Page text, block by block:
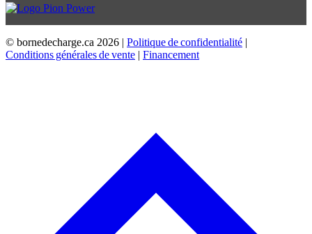
© bornedecharge.ca 2026 | Politique de confidentialité |
Conditions générales de vente | Financement